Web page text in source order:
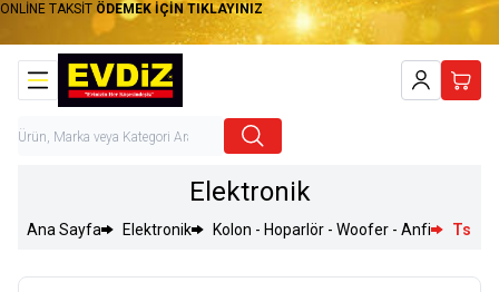
ONLİNE TAKSİT ÖDEMEK İÇİN TIKLAYINIZ
Hesabım
Elektronik
Ana Sayfa Elektronik Kolon - Hoparlör - Woofer - Anfi Tsı -